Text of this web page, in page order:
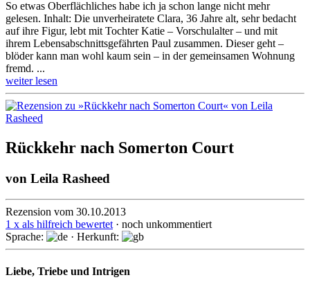
So etwas Oberflächliches habe ich ja schon lange nicht mehr
gelesen. Inhalt: Die unverheiratete Clara, 36 Jahre alt, sehr bedacht
auf ihre Figur, lebt mit Tochter Katie – Vorschulalter – und mit
ihrem Lebensabschnittsgefährten Paul zusammen. Dieser geht –
blöder kann man wohl kaum sein – in der gemeinsamen Wohnung
fremd. ...
weiter lesen
Rückkehr nach Somerton Court
von Leila Rasheed
Rezension vom 30.10.2013
1 x als hilfreich bewertet· noch unkommentiert
Sprache:
· Herkunft:
Liebe, Triebe und Intrigen